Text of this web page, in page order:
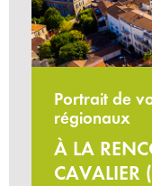
Portrait de
régionaux
À LA
CAVALIER